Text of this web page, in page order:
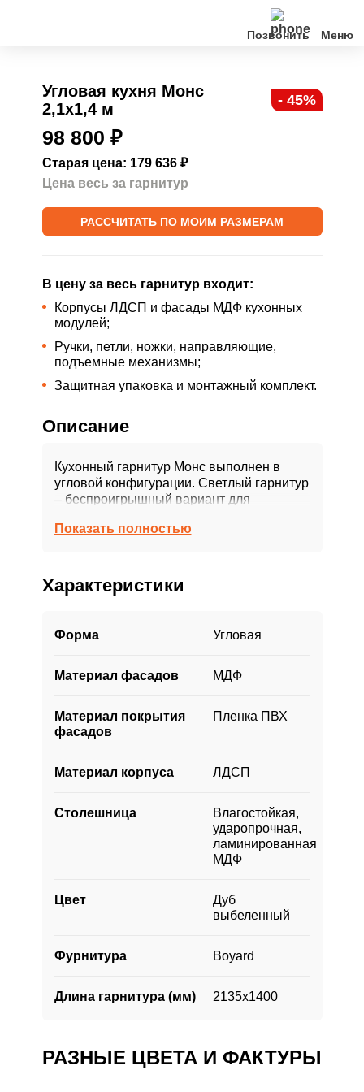
Позвонить
Клиентам
О нас
Акции
Угловая кухня Монс
2,1х1,4 м
- 45%
98 800 ₽
Старая цена: 179 636 ₽
Цена весь за гарнитур
РАССЧИТАТЬ ПО МОИМ РАЗМЕРАМ
В цену за весь гарнитур входит:
Корпусы ЛДСП и фасады МДФ кухонных
модулей;
Ручки, петли, ножки, направляющие,
подъемные механизмы;
Защитная упаковка и монтажный комплект.
Описание
Кухонный гарнитур Монс выполнен в
угловой конфигурации. Светлый гарнитур
– беспроигрышный вариант для
эффектно выглядит черная
В фартуке предусмотрены
дополнительные розетки для удобства
удобства в эксплуатации добавит
встроенная посудомойка. По периметру
предотвращающий попадание мусора
Качественный гарнитур в стиле хай-тек
украсит вашу кухню и будет смотреться
Показать полностью
Характеристики
Форма Угловая
Материал фасадов МДФ
Материал покрытия
фасадов
Пленка ПВХ
Материал корпуса ЛДСП
Столешница
Влагостойкая,
ударопрочная,
ламинированная
МДФ
Цвет
Дуб
выбеленный
Фурнитура Boyard
Длина гарнитура (мм) 2135х1400
РАЗНЫЕ ЦВЕТА И ФАКТУРЫ